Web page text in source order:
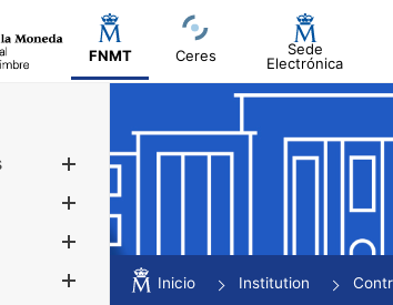
FNMT Ceres
Sede
Electrónica
Show/Hide
Inicio Institution